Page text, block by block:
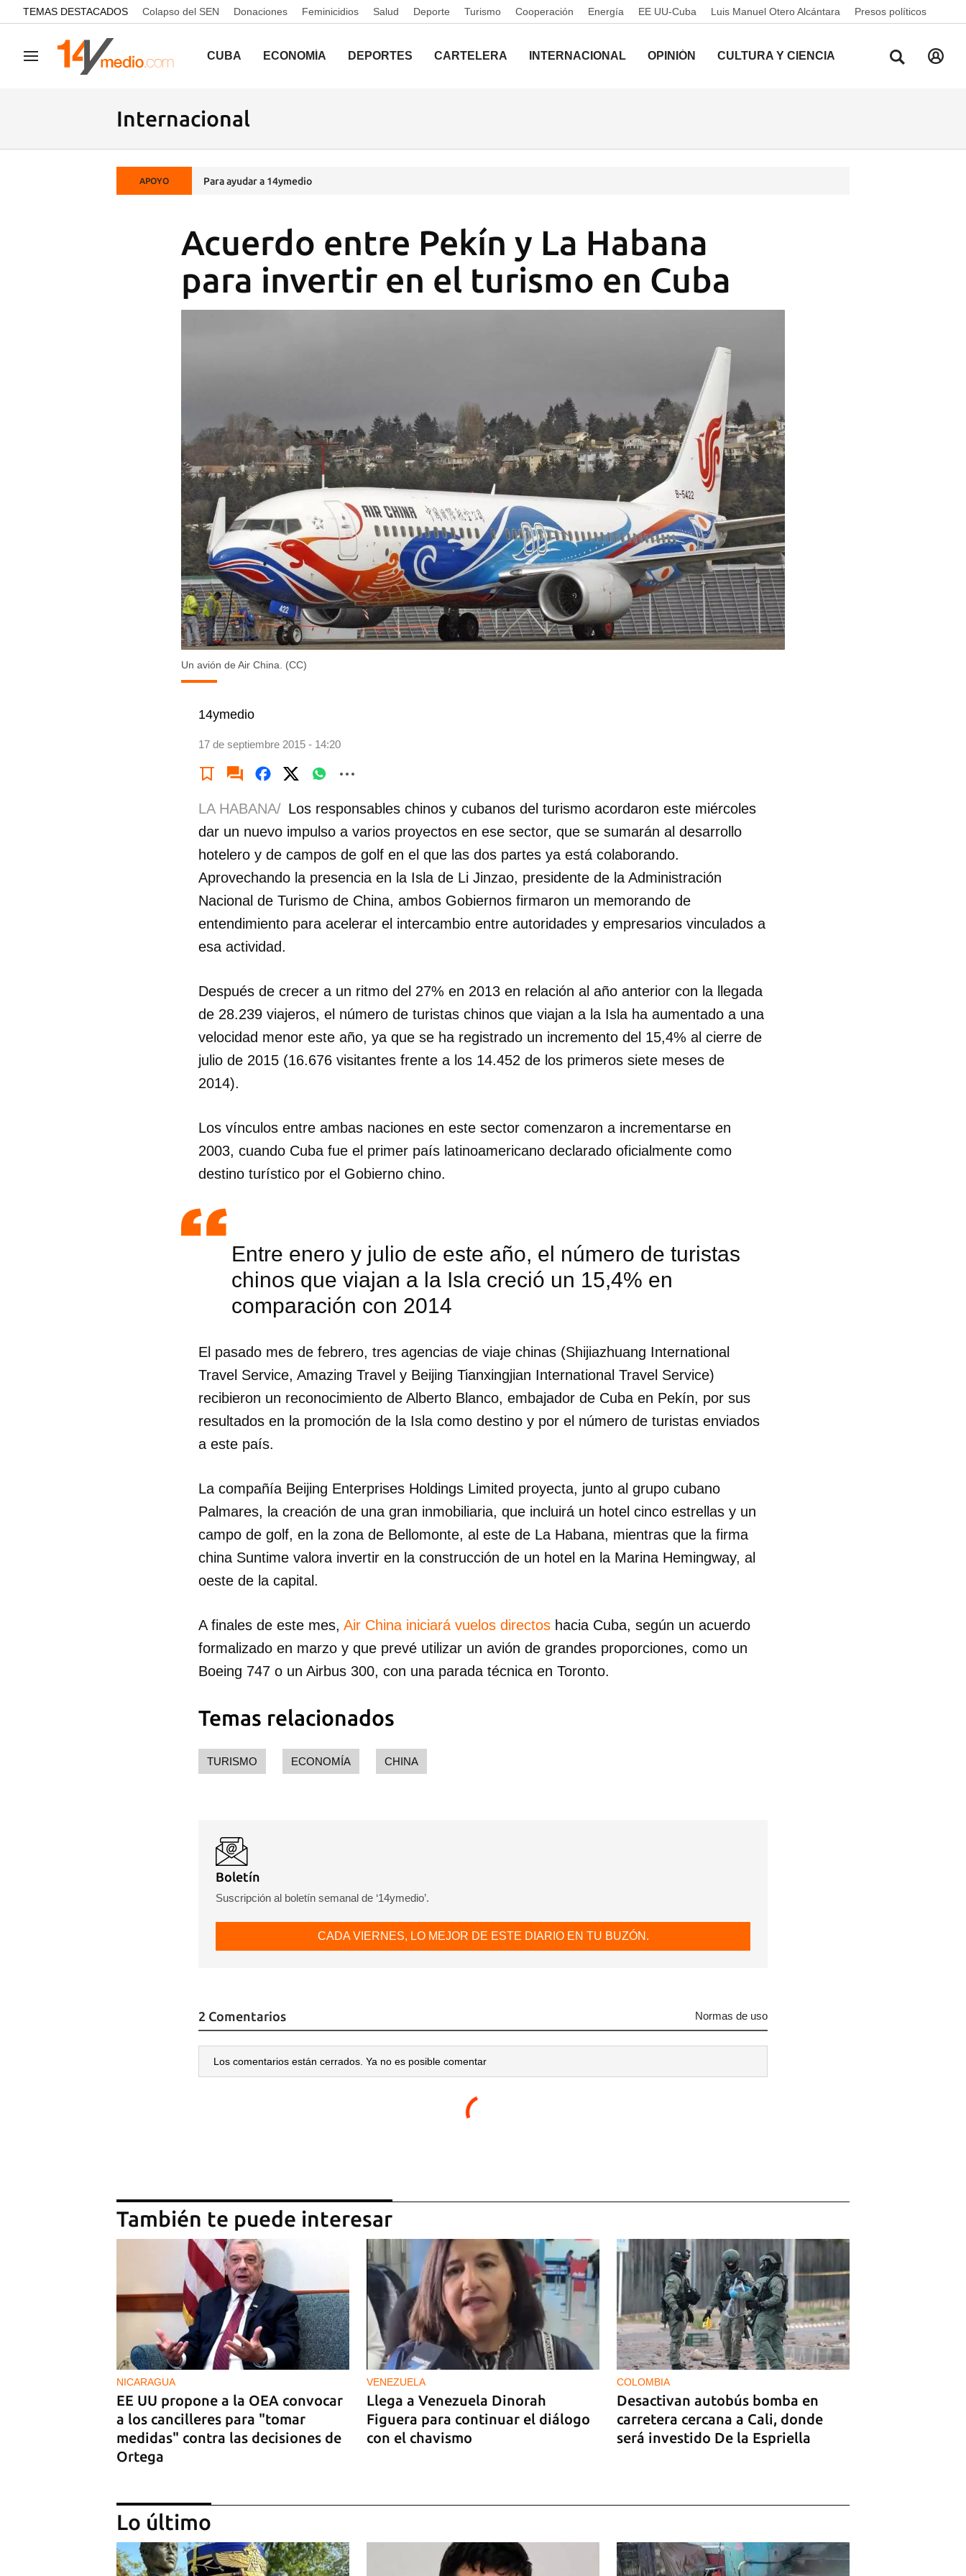
common.go-to-content
TEMAS DESTACADOS Colapso del SEN Donaciones Feminicidios Salud Deporte Turismo Cooperación Energía EE UU-Cuba Luis Manuel Otero Alcántara Presos políticos
Navegación CUBA ECONOMÍA DEPORTES CARTELERA INTERNACIONAL OPINIÓN CULTURA Y CIENCIA
Internacional
APOYO Para ayudar a 14ymedio
Acuerdo entre Pekín y La Habana
para invertir en el turismo en Cuba
Un avión de Air China. (CC)
14ymedio
17 de septiembre 2015 - 14:20
Guardar como favorito
Para poder guardar como favorito, primero has de iniciar sesión con tu
cuenta de 14ymedio.
LA HABANA/ Los responsables chinos y cubanos del turismo acordaron este miércoles
dar un nuevo impulso a varios proyectos en ese sector, que se sumarán al desarrollo
hotelero y de campos de golf en el que las dos partes ya está colaborando.
Aprovechando la presencia en la Isla de Li Jinzao, presidente de la Administración
Nacional de Turismo de China, ambos Gobiernos firmaron un memorando de
entendimiento para acelerar el intercambio entre autoridades y empresarios vinculados a
esa actividad.
Después de crecer a un ritmo del 27% en 2013 en relación al año anterior con la llegada
de 28.239 viajeros, el número de turistas chinos que viajan a la Isla ha aumentado a una
velocidad menor este año, ya que se ha registrado un incremento del 15,4% al cierre de
julio de 2015 (16.676 visitantes frente a los 14.452 de los primeros siete meses de
2014).
Los vínculos entre ambas naciones en este sector comenzaron a incrementarse en
2003, cuando Cuba fue el primer país latinoamericano declarado oficialmente como
destino turístico por el Gobierno chino.
Entre enero y julio de este año, el número de turistas
chinos que viajan a la Isla creció un 15,4% en
comparación con 2014
El pasado mes de febrero, tres agencias de viaje chinas (Shijiazhuang International
Travel Service, Amazing Travel y Beijing Tianxingjian International Travel Service)
recibieron un reconocimiento de Alberto Blanco, embajador de Cuba en Pekín, por sus
resultados en la promoción de la Isla como destino y por el número de turistas enviados
a este país.
La compañía Beijing Enterprises Holdings Limited proyecta, junto al grupo cubano
Palmares, la creación de una gran inmobiliaria, que incluirá un hotel cinco estrellas y un
campo de golf, en la zona de Bellomonte, al este de La Habana, mientras que la firma
china Suntime valora invertir en la construcción de un hotel en la Marina Hemingway, al
oeste de la capital.
A finales de este mes, Air China iniciará vuelos directos hacia Cuba, según un acuerdo
formalizado en marzo y que prevé utilizar un avión de grandes proporciones, como un
Boeing 747 o un Airbus 300, con una parada técnica en Toronto.
Temas relacionados
TURISMO ECONOMÍA CHINA
Boletín
Suscripción al boletín semanal de ‘14ymedio’.
CADA VIERNES, LO MEJOR DE ESTE DIARIO EN TU BUZÓN.
2 Comentarios Normas de uso
Los comentarios están cerrados. Ya no es posible comentar
También te puede interesar
NICARAGUA
EE UU propone a la OEA convocar
a los cancilleres para "tomar
medidas" contra las decisiones de
Ortega
VENEZUELA
Llega a Venezuela Dinorah
Figuera para continuar el diálogo
con el chavismo
COLOMBIA
Desactivan autobús bomba en
carretera cercana a Cali, donde
será investido De la Espriella
Lo último